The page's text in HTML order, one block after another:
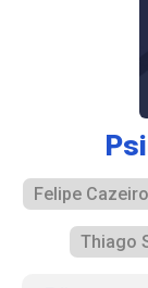
Felipe Cazeiro
Thiago